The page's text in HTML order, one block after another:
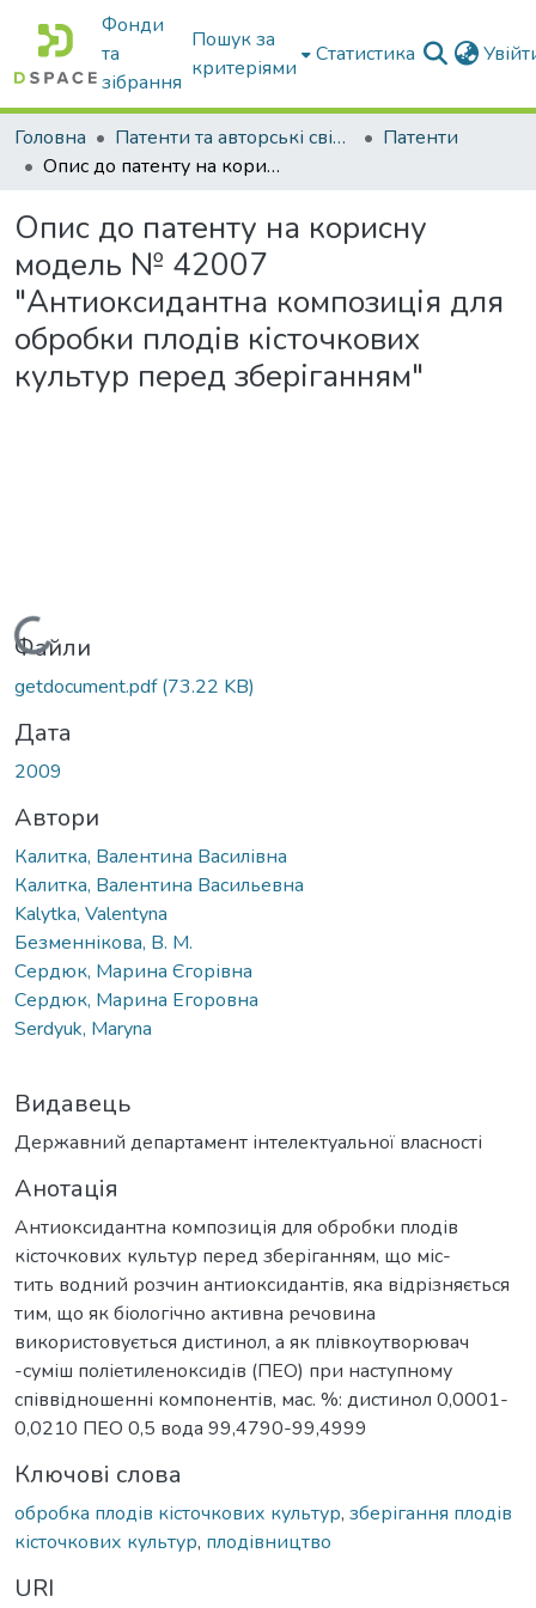
Фонди
та
зібрання
Пошук за
критеріями
Статистика
Головна Патенти та авторські свідоцтва
Патенти
Опис до патенту на корисну модель № 42007 "Антиоксидантна композиція для обробки плодів кісточкових культур перед зберіганням"
Опис до патенту на корисну
модель № 42007
"Антиоксидантна композиція для
обробки плодів кісточкових
культур перед зберіганням"
Вантажиться...
Файли
getdocument.pdf(73.22 KB)
Дата
2009
Автори
Калитка, Валентина Василівна
Калитка, Валентина Васильевна
Kalytka, Valentyna
Безменнікова, В. М.
Сердюк, Марина Єгорівна
Сердюк, Марина Егоровна
Serdyuk, Maryna
Видавець
Державний департамент інтелектуальної власності
Анотація
Антиоксидантна композиція для обробки плодів
кісточкових культур перед зберіганням, що міс-
тить водний розчин антиоксидантів, яка відрізняється
тим, що як біологічно активна речовина
використовується дистинол, а як плівкоутворювач
-суміш поліетиленоксидів (ПЕО) при наступному
співвідношенні компонентів, мас. %: дистинол 0,0001-
0,0210 ПЕО 0,5 вода 99,4790-99,4999
Ключові слова
обробка плодів кісточкових культур, зберігання плодів
кісточкових культур, плодівництво
URI